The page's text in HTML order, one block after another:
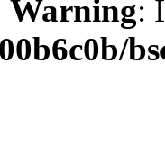
Warning: